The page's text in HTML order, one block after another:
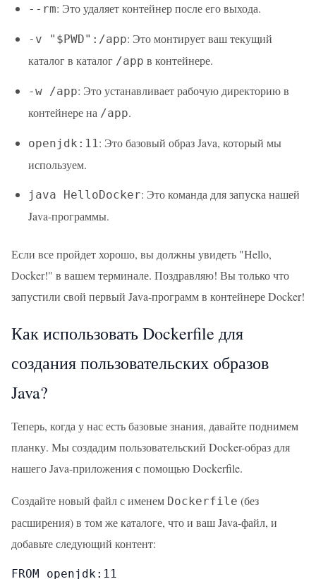
--rm: Это удаляет контейнер после его выхода.
-v "$PWD":/app: Это монтирует ваш текущий
каталог в каталог /app в контейнере.
-w /app: Это устанавливает рабочую директорию в
контейнере на /app.
openjdk:11: Это базовый образ Java, который мы
используем.
java HelloDocker: Это команда для запуска нашей
Java-программы.
Если все пройдет хорошо, вы должны увидеть "Hello,
Docker!" в вашем терминале. Поздравляю! Вы только что
запустили свой первый Java-программ в контейнере Docker!
Как использовать Dockerfile для
создания пользовательских образов
Java?
Теперь, когда у нас есть базовые знания, давайте поднимем
планку. Мы создадим пользовательский Docker-образ для
нашего Java-приложения с помощью Dockerfile.
Создайте новый файл с именем Dockerfile (без
расширения) в том же каталоге, что и ваш Java-файл, и
добавьте следующий контент:
FROM openjdk:11